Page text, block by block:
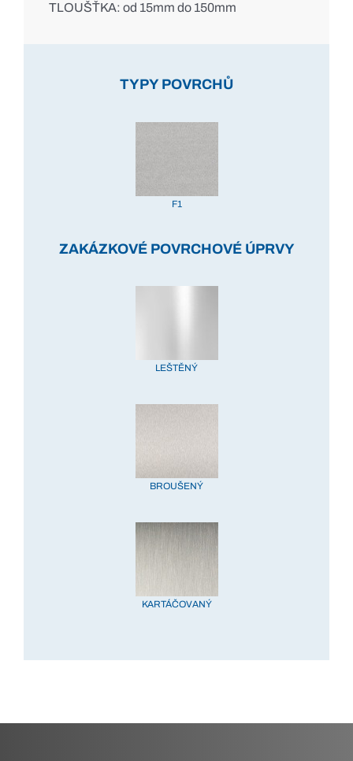
TLOUŠŤKA: od 15mm do 150mm
TYPY POVRCHŮ
F1
ZAKÁZKOVÉ POVRCHOVÉ ÚPRVY
LEŠTĚNÝ
BROUŠENÝ
KARTÁČOVANÝ